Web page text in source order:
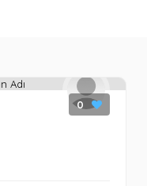
0